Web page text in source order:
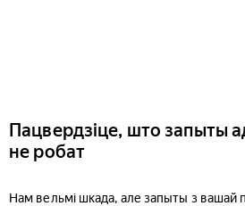
Пацвердзіце, што запыты
не робат
Нам вельмі шкада, але запыты з вашай